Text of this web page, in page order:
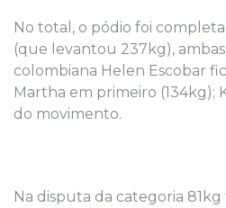
No total, o pódio foi
(que levantou 237kg),
colombiana Helen Escobar
Martha em primeiro (134kg);
do movimento.
Na disputa da categoria